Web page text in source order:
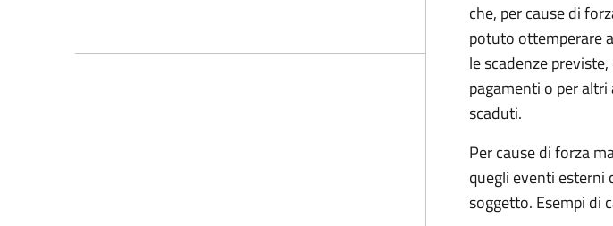
che, per cause di
potuto ottemperare
le scadenze
pagamenti o per
scaduti.
Per cause di forza
quegli eventi
soggetto. Esempi di